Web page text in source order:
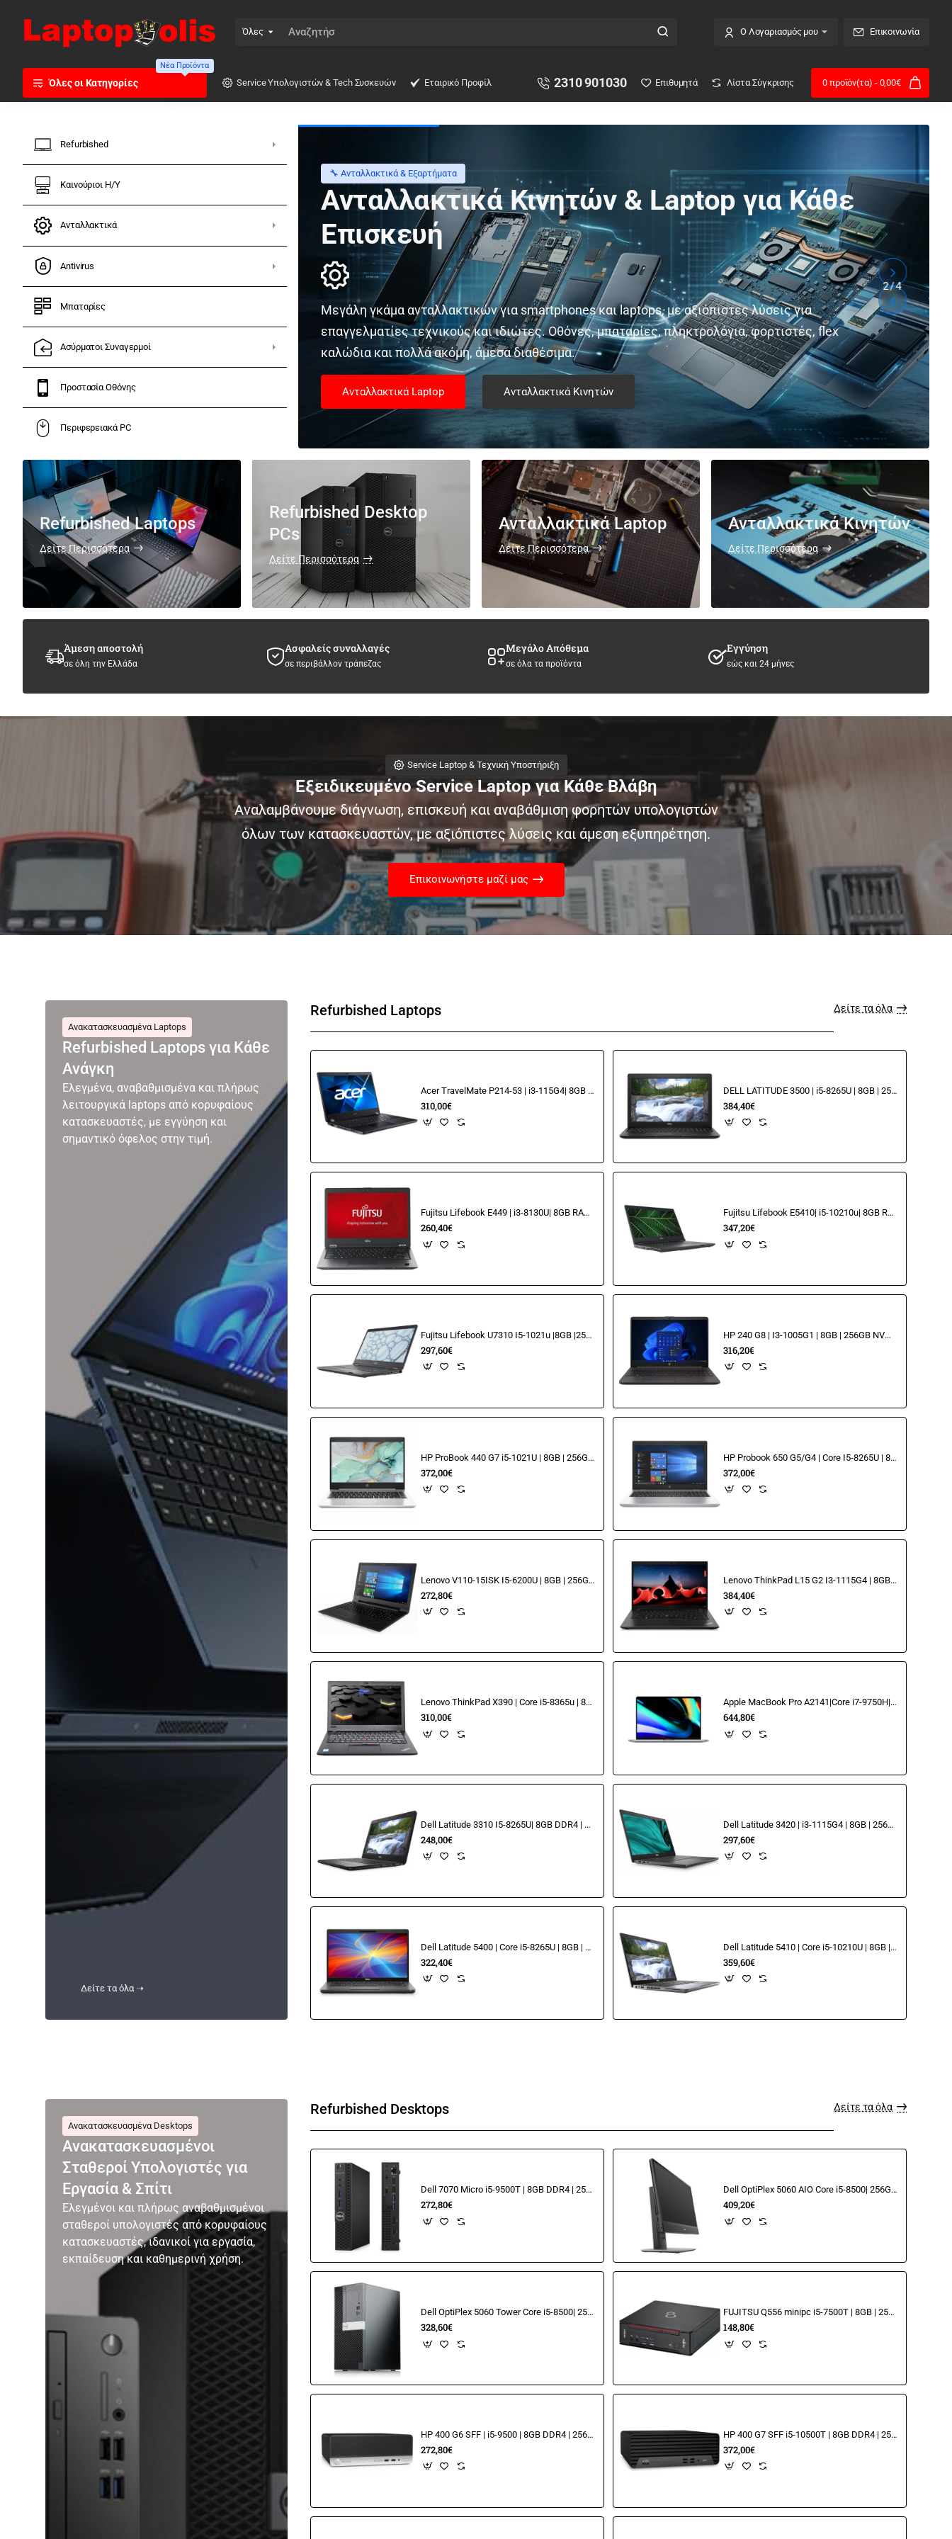
laptopolis.gr
Όλες
Αναζήτηση
Ο Λογαριασμός μου Επικοινωνία
Όλες οι Κατηγορίες
Νέα Προϊόντα
Service Υπολογιστών & Tech Συσκευών Εταιρικό Προφίλ 2310 901030 Επιθυμητά Λίστα Σύγκρισης 0 προϊόν(τα) - 0,00€
Refurbished
Καινούριοι Η/Υ
Ανταλλακτικά
Antivirus
Μπαταρίες
Ασύρματοι Συναγερμοί
Προστασία Οθόνης
Περιφερειακά PC
&
κατασκευαστές, πλήρως
🔧 Ανταλλακτικά & Εξαρτήματα
Ανταλλακτικά Κινητών & Laptop για Κάθε
Επισκευή
Μεγάλη γκάμα ανταλλακτικών για smartphones και laptops, με αξιόπιστες λύσεις για
επαγγελματίες τεχνικούς και ιδιώτες. Οθόνες, μπαταρίες, πληκτρολόγια, φορτιστές, flex
καλώδια και πολλά ακόμη, άμεσα διαθέσιμα.
Ανταλλακτικά Laptop Ανταλλακτικά Κινητών
2/4
Refurbished Laptops
Δείτε Περισσότερα
Refurbished Desktop
PCs
Δείτε Περισσότερα
Ανταλλακτικά Laptop
Δείτε Περισσότερα
Ανταλλακτικά Κινητών
Δείτε Περισσότερα
Άμεση αποστολή
σε όλη την Ελλάδα
Ασφαλείς συναλλαγές
σε περιβάλλον τράπεζας
Μεγάλο Απόθεμα
σε όλα τα προϊόντα
Εγγύηση
εώς και 24 μήνες
Service Laptop & Τεχνική Υποστήριξη
Εξειδικευμένο Service Laptop για Κάθε Βλάβη
Αναλαμβάνουμε διάγνωση, επισκευή και αναβάθμιση φορητών υπολογιστών
όλων των κατασκευαστών, με αξιόπιστες λύσεις και άμεση εξυπηρέτηση.
Επικοινωνήστε μαζί μας
Ανακατασκευασμένα Laptops
Refurbished Laptops για Κάθε
Ανάγκη
Ελεγμένα, αναβαθμισμένα και πλήρως
λειτουργικά laptops από κορυφαίους
κατασκευαστές, με εγγύηση και
σημαντικό όφελος στην τιμή.
Δείτε τα όλα ➝
Refurbished Laptops Δείτε τα όλα
Acer TravelMate P214-53 | i3-115G4| 8GB | 256GB SSD| 14,1" FHD
310,00€
DELL LATITUDE 3500 | i5-8265U | 8GB | 256GB NVME| 15.6" FHD | Ελληνικό Πληκτρολόγιο
384,40€
Fujitsu Lifebook E449 | i3-8130U| 8GB RAM | 256GB SSD M2 | 14.1" FHD
260,40€
Fujitsu Lifebook E5410| i5-10210u| 8GB RAM | 256GB SSD M2 | 14.1" FHD
347,20€
Fujitsu Lifebook U7310 I5-1021u |8GB |256GB NVME |13.3 FHD
297,60€
HP 240 G8 | I3-1005G1 | 8GB | 256GB NVME| 14.1" FHD
316,20€
HP ProBook 440 G7 i5-1021U | 8GB | 256GB SSD | 14" | FHD
372,00€
HP Probook 650 G5/G4 | Core I5-8265U | 8GB | 256GB | 15.6" FHD
372,00€
Lenovo V110-15ISK I5-6200U | 8GB | 256GB SSD | 15.6" HD
272,80€
Lenovo ThinkPad L15 G2 I3-1115G4 | 8GB | 256GB 15.6"
384,40€
Lenovo ThinkPad X390 | Core i5-8365u | 8GB | 256GB M.2 | 13.3" FHD
310,00€
Apple MacBook Pro A2141|Core i7-9750H|16GB|512GB M.2 NVME|16" Retina
644,80€
Dell Latitude 3310 I5-8265U| 8GB DDR4 | 240GB SSD | 13.3'' TOUCHSCREEN FHD
248,00€
Dell Latitude 3420 | i3-1115G4 | 8GB | 256GB SSD | 14" FHD
297,60€
Dell Latitude 5400 | Core i5-8265U | 8GB | 256GB NVME| 14.1" FHD
322,40€
Dell Latitude 5410 | Core i5-10210U | 8GB | 256GB NVME | 14.1" FHD
359,60€
Ανακατασκευασμένα Desktops
Ανακατασκευασμένοι
Σταθεροί Υπολογιστές για
Εργασία & Σπίτι
Ελεγμένοι και πλήρως αναβαθμισμένοι
σταθεροί υπολογιστές από κορυφαίους
κατασκευαστές, ιδανικοί για εργασία,
εκπαίδευση και καθημερινή χρήση.
Refurbished Desktops Δείτε τα όλα
Dell 7070 Micro i5-9500T | 8GB DDR4 | 256GB
272,80€
Dell OptiPlex 5060 AIO Core i5-8500| 256GB SSD| 8GB | 22" FHD
409,20€
Dell OptiPlex 5060 Tower Core i5-8500| 256GB SSD| 8GB
328,60€
FUJITSU Q556 minipc i5-7500T | 8GB | 256GB m.2
148,80€
HP 400 G6 SFF | i5-9500 | 8GB DDR4 | 256GB
272,80€
HP 400 G7 SFF i5-10500T | 8GB DDR4 | 256GB
372,00€